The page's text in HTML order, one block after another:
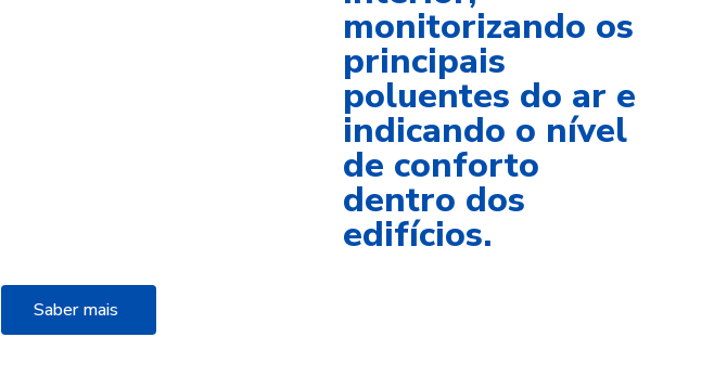
monitorizando os
principais
poluentes do ar e
indicando o nível
de conforto
dentro dos
edifícios.
Saber mais